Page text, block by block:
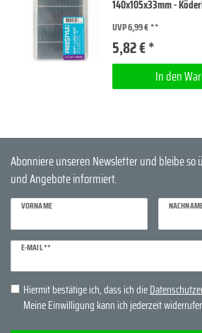
140x105x33mm -
UVP 6,99 €
5,82 € *
In den
Abonniere unseren Newsletter und bleibe so
und Angebote informiert.
VORNAME
E-MAIL **
Newsletter
Honig
Hiermit bestätige ich, dass ich die
Meine Einwilligung kann ich jederzeit